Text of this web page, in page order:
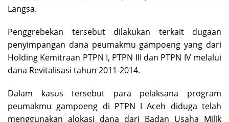
Holding Kemitraan PTPN I, PTPN III dan PTPN IV melalui
Dalam kasus tersebut para pelaksana program
peumakmu gampoeng di PTPN I Aceh diduga telah
menggunakan alokasi dana dari Badan Usaha Milik
prosedur yang ada.